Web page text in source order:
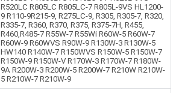
R520LC R805LC R805LC-7 R805L-9VS HL1200-
9 R110-9R215-9, R275LC-9, R305, R305-7, R320,
R335-7, R360, R370, R375, R375-7H, R455,
R460,R485-7 R55W-7 R55Wi R60W-5 R60W-7
R60W-9 R60WVS R90W-9 R130W-3 R130W-5
HW140 R140W-7 R150WVS R150W-5 R150W-7
R150W-9 R150W-V R170W-3 R170W-7 R180W-
9A R200W-3 R200W-5 R200W-7 R210W R210W-
5 R210W-7 R210W-9